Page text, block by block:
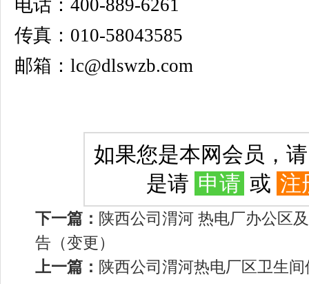
电话：400-889-6261
传真：010-58043585
邮箱：lc@dlswzb.com
如果您是本网会员，
是请 申请 或 注
下一篇： 陕西公司渭河 热电厂办公区
告（变更）
上一篇： 陕西公司渭河热电厂区卫生